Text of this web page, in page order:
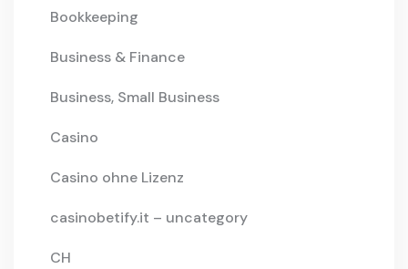
Bookkeeping
Business & Finance
Business, Small Business
Casino
Casino ohne Lizenz
casinobetify.it – uncategory
CH